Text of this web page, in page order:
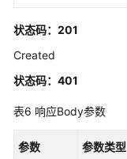
管
项
目
状态码：201
Created
状态码：401
表6 响应Body参数
参数 参数类型